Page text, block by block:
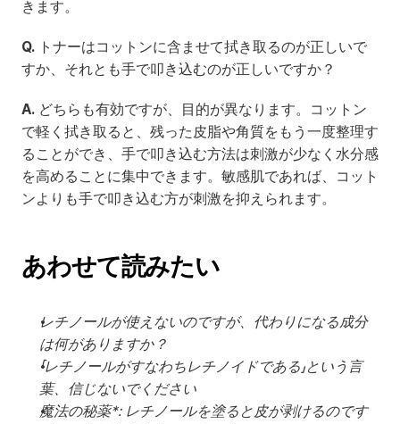
きます。
Q. トナーはコットンに含ませて拭き取るのが正しいで
すか、それとも手で叩き込むのが正しいですか？
A. どちらも有効ですが、目的が異なります。コットン
で軽く拭き取ると、残った皮脂や角質をもう一度整理す
ることができ、手で叩き込む方法は刺激が少なく水分感
を高めることに集中できます。敏感肌であれば、コット
ンよりも手で叩き込む方が刺激を抑えられます。
あわせて読みたい
レチノールが使えないのですが、代わりになる成分
は何がありますか？
「レチノールがすなわちレチノイドである」という言
葉、信じないでください
魔法の秘薬*: レチノールを塗ると皮が剥けるのです